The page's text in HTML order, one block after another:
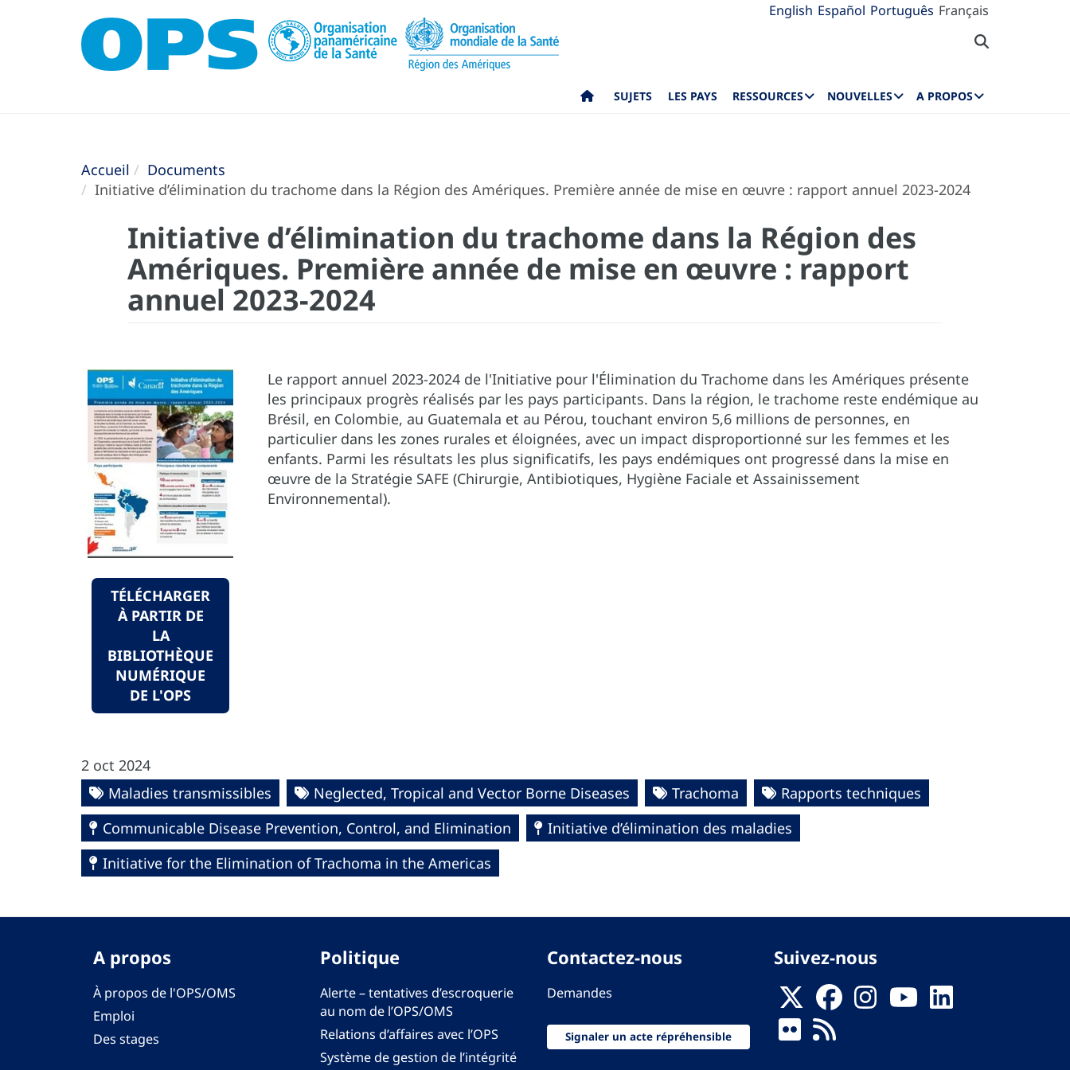
English Español Português Français
SUJETS LES PAYS RESSOURCES NOUVELLES A PROPOS
Accueil
Documents
Initiative d’élimination du trachome dans la Région des Amériques. Première année de mise en œuvre : rapport annuel 2023-2024
Initiative d’élimination du trachome dans la Région des
Amériques. Première année de mise en œuvre : rapport
annuel 2023-2024
TÉLÉCHARGER
À PARTIR DE
LA
BIBLIOTHÈQUE
NUMÉRIQUE
DE L'OPS
Le rapport annuel 2023-2024 de l'Initiative pour l'Élimination du Trachome dans les Amériques présente
les principaux progrès réalisés par les pays participants. Dans la région, le trachome reste endémique au
Brésil, en Colombie, au Guatemala et au Pérou, touchant environ 5,6 millions de personnes, en
particulier dans les zones rurales et éloignées, avec un impact disproportionné sur les femmes et les
enfants. Parmi les résultats les plus significatifs, les pays endémiques ont progressé dans la mise en
œuvre de la Stratégie SAFE (Chirurgie, Antibiotiques, Hygiène Faciale et Assainissement
Environnemental).
2 oct 2024
Maladies transmissibles
Neglected, Tropical and Vector Borne Diseases Trachoma
Rapports techniques
Communicable Disease Prevention, Control, and Elimination
Initiative d’élimination des maladies
Initiative for the Elimination of Trachoma in the Americas
A propos
À propos de l'OPS/OMS
Emploi
Des stages
Politique
Alerte – tentatives d’escroquerie
au nom de l’OPS/OMS
Relations d’affaires avec l’OPS
Système de gestion de l’intégrité
Contactez-nous
Demandes
Signaler un acte répréhensible
Suivez-nous